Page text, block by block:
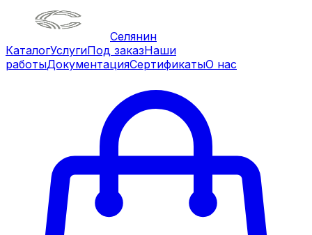
Селянин
КаталогУслугиПод заказНаши
работыДокументацияСертификатыО нас